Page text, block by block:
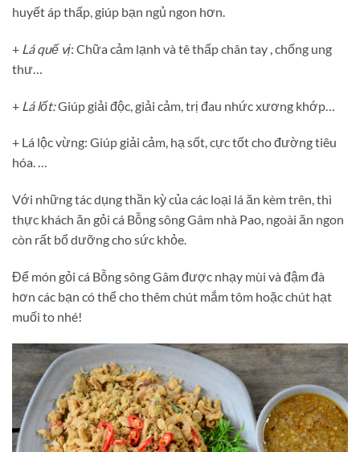
huyết áp thấp, giúp bạn ngủ ngon hơn.
+ Lá quế vị: Chữa cảm lạnh và tê thấp chân tay , chống ung
thư…
+ Lá lốt:Giúp giải độc, giải cảm, trị đau nhức xương khớp…
+ Lá lộc vừng: Giúp giải cảm, hạ sốt, cực tốt cho đường tiêu
hóa. …
Với những tác dụng thần kỳ của các loại lá ăn kèm trên, thì
thực khách ăn gỏi cá Bỗng sông Gâm nhà Pao, ngoài ăn ngon
còn rất bổ dưỡng cho sức khỏe.
Để món gỏi cá Bỗng sông Gâm được nhạy mùi và đậm đà
hơn các bạn có thể cho thêm chút mắm tôm hoặc chút hạt
muối to nhé!